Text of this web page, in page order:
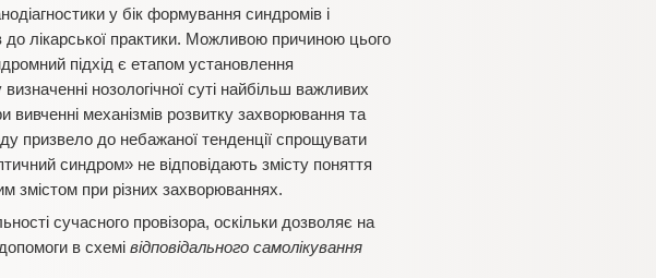
у бік формування синдромів і
лікарської практики. Можливою причиною цього
підхід є етапом установлення
нозологічної суті найбільш важливих
механізмів розвитку захворювання та
призвело до небажаної тенденції спрощувати
синдром» не відповідають змісту поняття
змістом при різних захворюваннях.
сучасного провізора, оскільки дозволяє на
в схемі відповідального самолікування